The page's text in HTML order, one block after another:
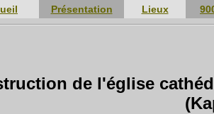
Présentation Lieux
de l'église